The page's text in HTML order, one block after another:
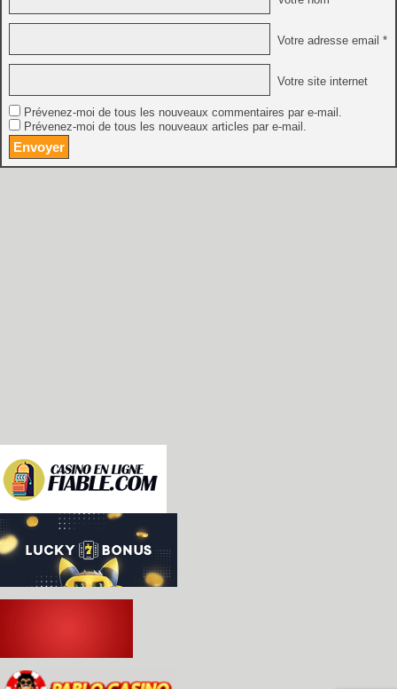
Votre adresse email *
Votre site internet
Prévenez-moi de tous les nouveaux commentaires par e-mail.
Prévenez-moi de tous les nouveaux articles par e-mail.